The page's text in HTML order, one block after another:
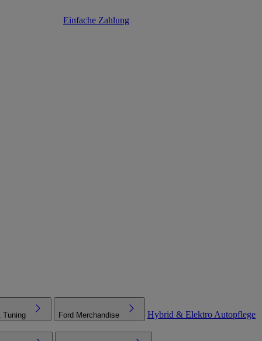
Einfache Zahlung
Tuning Ford Merchandise Hybrid & Elektro Autopflege